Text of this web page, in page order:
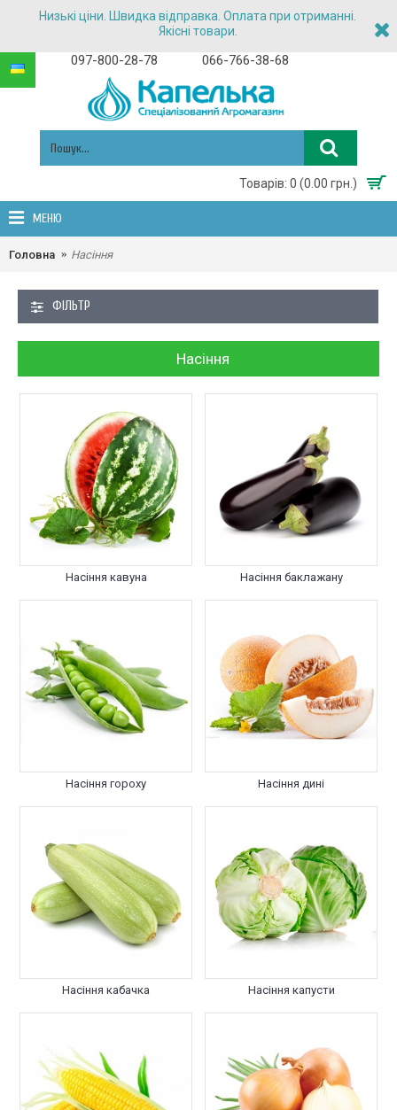
Низькі ціни. Швидка відправка. Оплата при отриманні.
Якісні товари.
097-800-28-78 066-766-38-68
Товарів: 0 (0.00 грн.)
МЕНЮ
Головна Насіння
ФІЛЬТР
Насіння
Насіння кавуна Насіння баклажану
Насіння гороху Насіння дині
Насіння кабачка Насіння капусти